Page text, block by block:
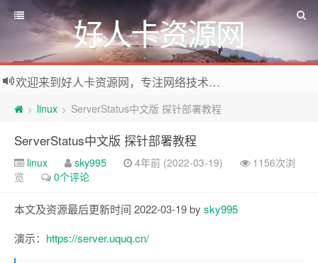
好人卡资源网
欢迎来到好人卡资源网，专注网络技术资源收集，我们不仅是网络资源的搬运工，也生产原创资源。寻找资源请留言或关注公众号:烈日下的男人
> linux > ServerStatus中文版 探针部署教程
ServerStatus中文版 探针部署教程
linux sky995 4年前 (2022-03-19)
1156次浏
览
0个评论
本文及资源最后更新时间 2022-03-19 by sky995
演示： https://server.uquq.cn/